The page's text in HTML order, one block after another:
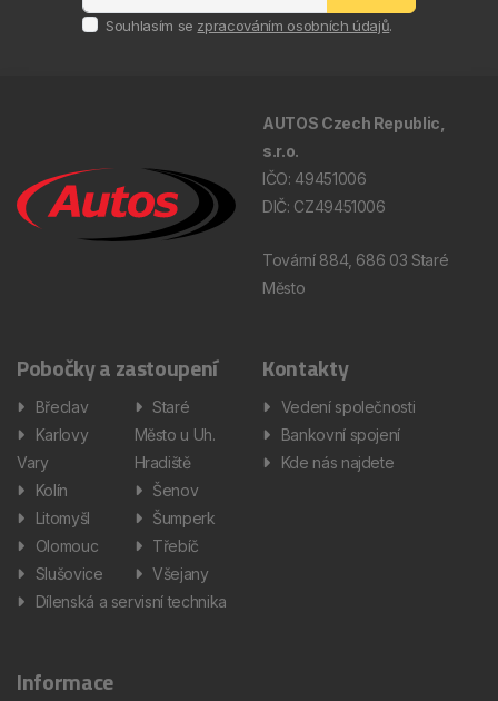
Souhlasím se zpracováním osobních údajů.
AUTOS Czech Republic,
s.r.o.
IČO: 49451006
DIČ: CZ49451006
Tovární 884, 686 03 Staré
Město
Pobočky a zastoupení
Břeclav
Karlovy
Vary
Kolín
Litomyšl
Olomouc
Slušovice
Staré
Město u Uh.
Hradiště
Šenov
Šumperk
Třebíč
Všejany
Dílenská a servisní technika
Kontakty
Vedení společnosti
Bankovní spojení
Kde nás najdete
Informace